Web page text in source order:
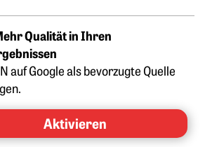
Qualität in Ihren
auf Google als bevorzugte Quelle
Aktivieren